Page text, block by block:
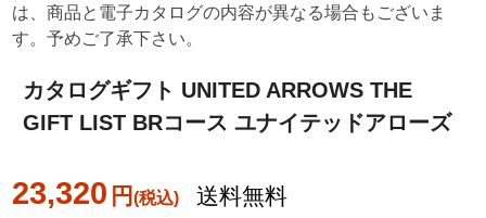
カタログギフト UNITED ARROWS THE
GIFT LIST BRコース ユナイテッドアローズ
23,320 円 送料無料
は、商品と電子カタログの内容が異なる場合もございま
す。予めご了承下さい。